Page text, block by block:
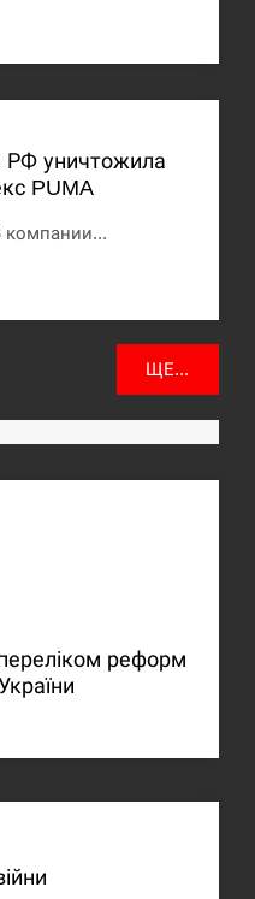
РФ уничтожила
PUMA
компании...
ЩЕ...
реформ